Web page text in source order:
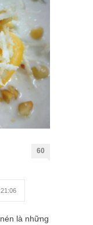
60
là những